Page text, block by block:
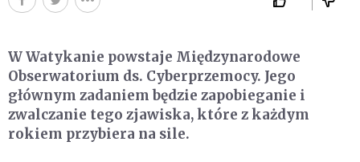
W Watykanie powstaje Międzynarodowe
Obserwatorium ds. Cyberprzemocy. Jego
głównym zadaniem będzie zapobieganie i
zwalczanie tego zjawiska, które z każdym
rokiem przybiera na sile.